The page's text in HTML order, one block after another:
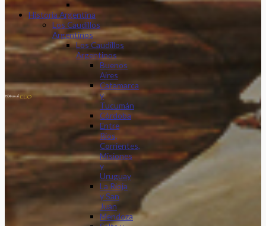
Historia Argentina
Los Caudillos
Argentinos
Los Caudillos
Argentinos
Buenos
Aires
Catamarca
y
Tucumán
Córdoba
Entre
Ríos,
Corrientes,
Misiones
y
Uruguay
La Rioja
y San
Juan
Mendoza